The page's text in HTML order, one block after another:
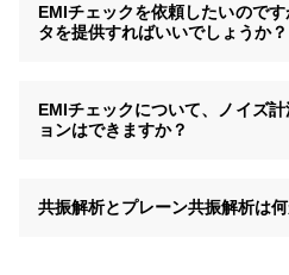
EMIチェックを依頼したいので
タを提供すればいいでしょうか？
EMIチェックについて、ノイズ
ョンはできますか？
共振解析とプレーン共振解析は